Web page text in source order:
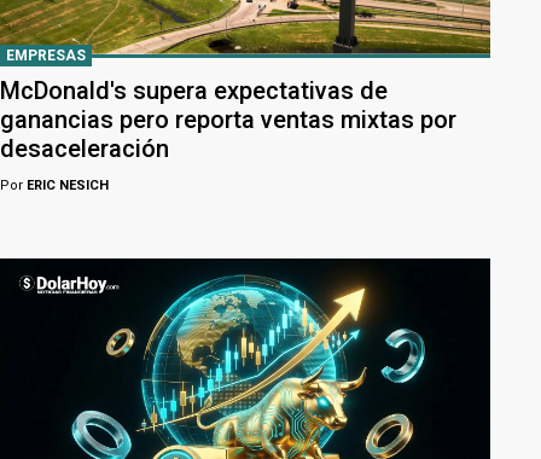
EMPRESAS
McDonald's supera expectativas de
ganancias pero reporta ventas mixtas por
desaceleración
Por ERIC NESICH